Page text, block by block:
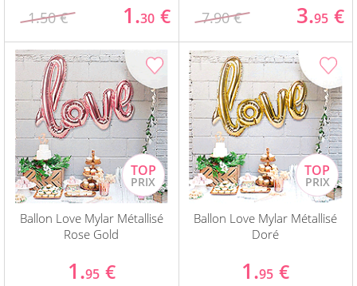
1.50 € 1.30 € 7.90 € 3.95 €
Ballon Love Mylar Métallisé
Rose Gold
1.95 €
Ballon Love Mylar Métallisé
Doré
1.95 €